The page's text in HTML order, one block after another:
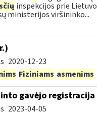
inspekcijos prie
ministerijos viršininko...
2020-12-23
Fiziniams asmenims
gavėjo registracija
2023-04-05